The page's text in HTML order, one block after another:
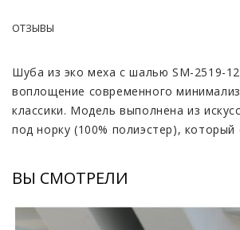
ОТЗЫВЫ
Шуба из эко меха с шалью SM-2519-
воплощение современного
классики. Модель выполнена из
под норку (100% полиэстер),
смотрится, но и отличается высокой
износостойкостью, не боится влаги
форму даже при активной носке.
ВЫ СМОТРЕЛИ